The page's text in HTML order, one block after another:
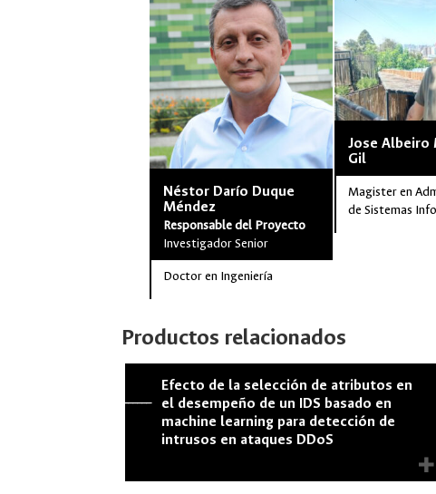
Néstor Darío Duque
Méndez
Responsable del Proyecto
Investigador Senior
Doctor en Ingeniería
Jose Albeiro
Gil
Magister en
de Sistemas
Productos relacionados
Efecto de la selección de atributos en
el desempeño de un IDS basado en
machine learning para detección de
intrusos en ataques DDoS
--------------
+